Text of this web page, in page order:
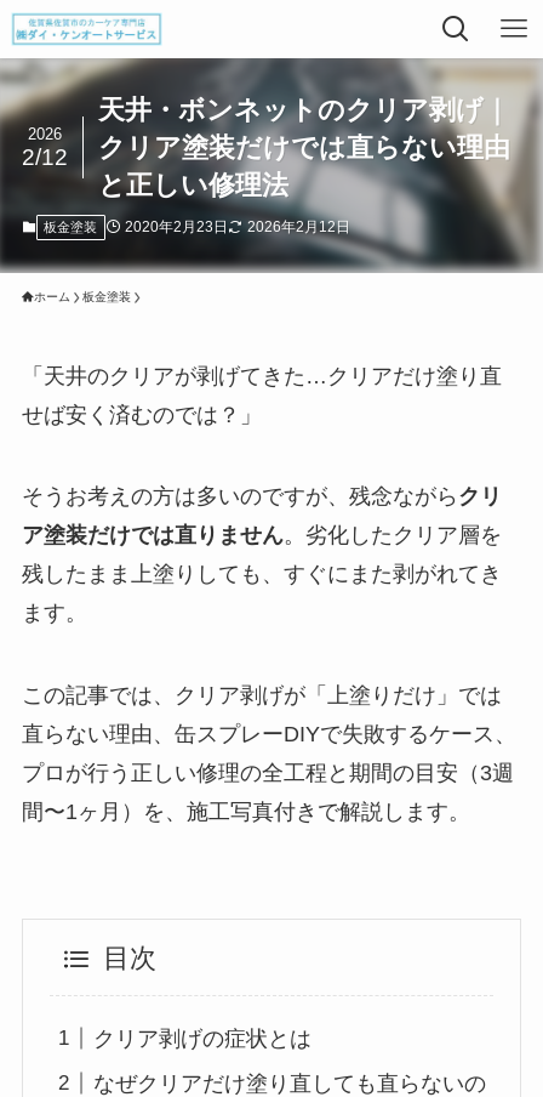
天井・ボンネットのクリア剥げ｜
クリア塗装だけでは直らない理由
と正しい修理法
2026
2/12
板金塗装 2020年2月23日 2026年2月12日
ホーム 板金塗装
「天井のクリアが剥げてきた…クリアだけ塗り直
せば安く済むのでは？」
そうお考えの方は多いのですが、残念ながら クリ
ア塗装だけでは直りません。劣化したクリア層を
残したまま上塗りしても、すぐにまた剥がれてき
ます。
この記事では、クリア剥げが「上塗りだけ」では
直らない理由、缶スプレーDIYで失敗するケース、
プロが行う正しい修理の全工程と期間の目安（3週
間〜1ヶ月）を、施工写真付きで解説します。
目次
クリア剥げの症状とは
なぜクリアだけ塗り直しても直らないの